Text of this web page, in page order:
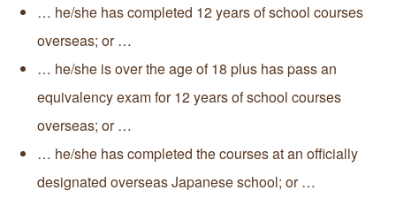
… he/she has completed 12 years of school courses
overseas; or …
… he/she is over the age of 18 plus has pass an
equivalency exam for 12 years of school courses
overseas; or …
… he/she has completed the courses at an officially
designated overseas Japanese school; or …